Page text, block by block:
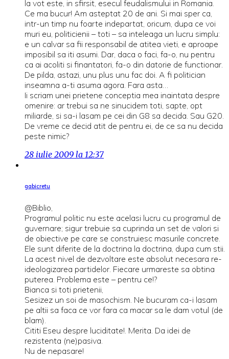
la vot este, in sfirsit, esecul feudalismului in Romania.
Ce ma bucur! Am asteptat 20 de ani. Si mai sper ca,
intr-un timp nu foarte indepartat, oricum, dupa ce voi
muri eu, politicienii – toti – sa inteleaga un lucru simplu:
e un calvar sa fii responsabil de atitea vieti, e aproape
imposibil sa iti asumi. Dar, daca o faci, fa-o, nu pentru
ca ai acoliti si finantatori, fa-o din datorie de functionar.
De pilda, astazi, unu plus unu fac doi. A fi politician
inseamna a-ti asuma agora. Fara asta…
Ii scriam unei prietene conceptia mea inaintata despre
omenire: ar trebui sa ne sinucidem toti, sapte, opt
miliarde, si sa-i lasam pe cei din G8 sa decida. Sau G20.
De vreme ce decid atit de pentru ei, de ce sa nu decida
peste nimic?
28 iulie 2009 la 12:37
gabicretu
@Biblio,
Programul politic nu este acelasi lucru cu programul de
guvernare; sigur trebuie sa cuprinda un set de valori si
de obiective pe care se construiesc masurile concrete.
Ele sunt diferite de la doctrina la doctrina, dupa cum stii.
La acest nivel de dezvoltare este absolut necesara re-
ideologizarea partidelor. Fiecare urmareste sa obtina
puterea. Problema este – pentru ce!?
Bianca si toti prietenii,
Sesizez un soi de masochism. Ne bucuram ca-i lasam
pe altii sa faca ce vor fara ca macar sa le dam votul (de
blam).
Cititi Eseu despre luciditate!. Merita. Da idei de
rezistenta (ne)pasiva.
Nu de nepasare!